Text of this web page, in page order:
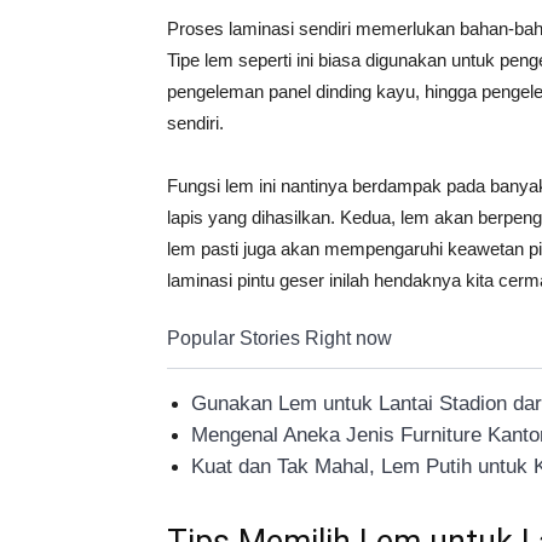
Proses laminasi sendiri memerlukan bahan-
Tipe lem seperti ini biasa digunakan untuk
pengeleman panel dinding kayu, hingga
sendiri.
Fungsi lem ini nantinya berdampak pada
lapis yang dihasilkan. Kedua, lem akan
lem pasti juga akan mempengaruhi keawetan
laminasi pintu geser inilah hendaknya kita
Popular Stories Right now
Gunakan Lem untuk Lantai Stadion
Mengenal Aneka Jenis Furniture
Kuat dan Tak Mahal, Lem Putih untuk